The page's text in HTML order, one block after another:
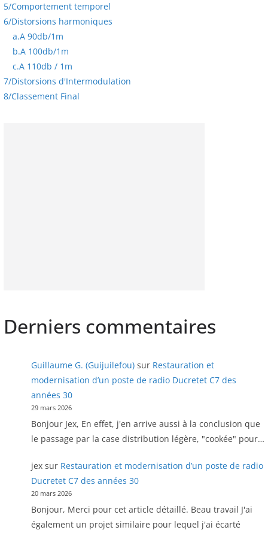
5/Comportement temporel
6/Distorsions harmoniques
a.A 90db/1m
b.A 100db/1m
c.A 110db / 1m
7/Distorsions d'Intermodulation
8/Classement Final
Derniers commentaires
Guillaume G. (Guijuilefou)sur Restauration et
modernisation d’un poste de radio Ducretet C7 des
années 30
29 mars 2026
Bonjour Jex, En effet, j'en arrive aussi à la conclusion que
le passage par la case distribution légère, "cookée" pour…
jexsur Restauration et modernisation d’un poste de radio
Ducretet C7 des années 30
20 mars 2026
Bonjour, Merci pour cet article détaillé. Beau travail J'ai
également un projet similaire pour lequel j'ai écarté